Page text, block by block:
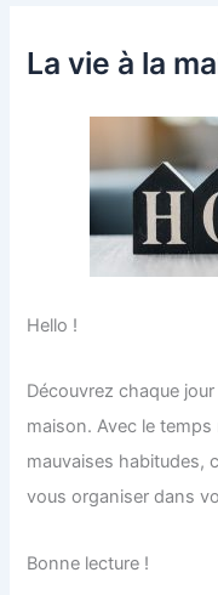
La vie à la
Hello !
Découvrez chaque
maison. Avec le
mauvaises habitudes,
vous organiser dans
Bonne lecture !